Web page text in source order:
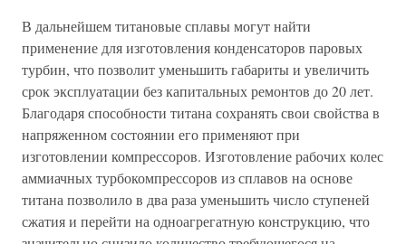
В дальнейшем титановые сплавы могут найти
применение для изготовления конденсаторов паровых
турбин, что позволит уменьшить габариты и увеличить
срок эксплуатации без капитальных ремонтов до 20 лет.
Благодаря способности титана сохранять свои свойства в
напряженном состоянии его применяют при
изготовлении компрессоров. Изготовление рабочих колес
аммиачных турбокомпрессоров из сплавов на основе
титана позволило в два раза уменьшить число ступеней
сжатия и перейти на одноагрегатную конструкцию, что